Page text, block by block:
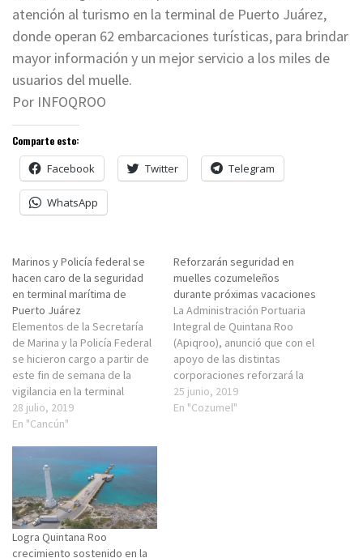
atención al turismo en la terminal de Puerto Juárez,
donde operan 62 embarcaciones turísticas, para brindar
mayor información y un mejor servicio a los miles de
usuarios del muelle.
Por INFOQROO
Comparte esto:
Facebook Twitter Telegram
WhatsApp
Marinos y Policía federal se
hacen caro de la seguridad
en terminal marítima de
Puerto Juárez
Elementos de la Secretaría
de Marina y la Policía Federal
se hicieron cargo a partir de
este fin de semana de la
vigilancia en la terminal
marítima de Puerto Juárez,
informó la directora general
Integral de Quintana Roo
(Apiqroo), Alicia Ricalde
Magaña.Precisó que el
Comité de…
28 julio, 2019
En "Cancún"
Reforzarán seguridad en
muelles cozumeleños
durante próximas vacaciones
La Administración Portuaria
Integral de Quintana Roo
(Apiqroo), anunció que con el
apoyo de las distintas
corporaciones reforzará la
seguridad en el muelle fiscal
"San Miguel y el muelle de
25 junio, 2019
En "Cozumel"
Logra Quintana Roo
crecimiento sostenido en la